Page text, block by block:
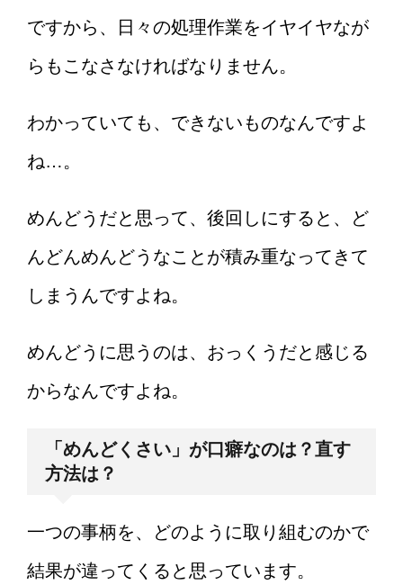
ですから、日々の処理作業をイヤイヤなが
らもこなさなければなりません。
わかっていても、できないものなんですよ
ね…。
めんどうだと思って、後回しにすると、ど
んどんめんどうなことが積み重なってきて
しまうんですよね。
めんどうに思うのは、おっくうだと感じる
からなんですよね。
「めんどくさい」が口癖なのは？直す
方法は？
一つの事柄を、どのように取り組むのかで
結果が違ってくると思っています。